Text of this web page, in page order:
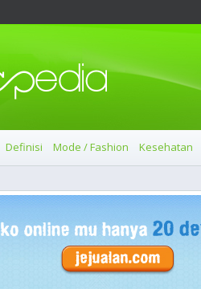
Definisi Mode / Fashion Kesehatan